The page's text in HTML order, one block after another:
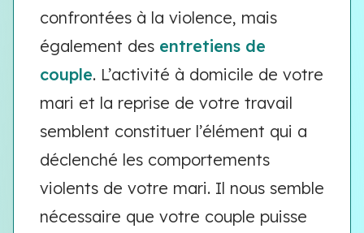
confrontées à la violence, mais
également des entretiens de
couple. L’activité à domicile de votre
mari et la reprise de votre travail
semblent constituer l’élément qui a
déclenché les comportements
violents de votre mari. Il nous semble
nécessaire que votre couple puisse